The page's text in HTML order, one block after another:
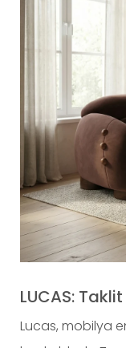
LUCAS:
Lucas, mobilya